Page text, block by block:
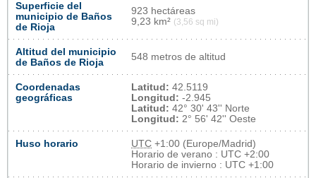
Superficie del
municipio de Baños
de Rioja
923 hectáreas
9,23 km² (3,56 sq mi)
Altitud del municipio
de Baños de Rioja
548 metros de altitud
Coordenadas
geográficas
Latitud: 42.5119
Longitud: -2.945
Latitud: 42° 30' 43'' Norte
Longitud: 2° 56' 42'' Oeste
Huso horario UTC +1:00 (Europe/Madrid)
Horario de verano : UTC +2:00
Horario de invierno : UTC +1:00